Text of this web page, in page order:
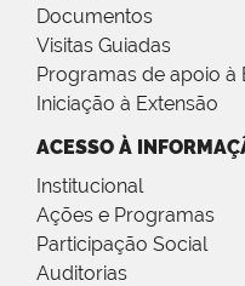
Documentos
Visitas Guiadas
Programas de apoio à
Iniciação à Extensão
ACESSO À
Institucional
Ações e Programas
Participação Social
Auditorias